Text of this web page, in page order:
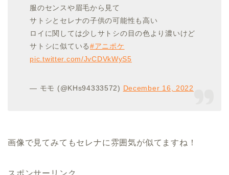
服のセンスや眉毛から見て
サトシとセレナの子供の可能性も高い
ロイに関しては少しサトシの目の色より濃いけど
サトシに似ている#アニポケ
pic.twitter.com/JvCDVkWyS5
— モモ (@KHs94333572) December 16, 2022
画像で見てみてもセレナに雰囲気が似てますね！